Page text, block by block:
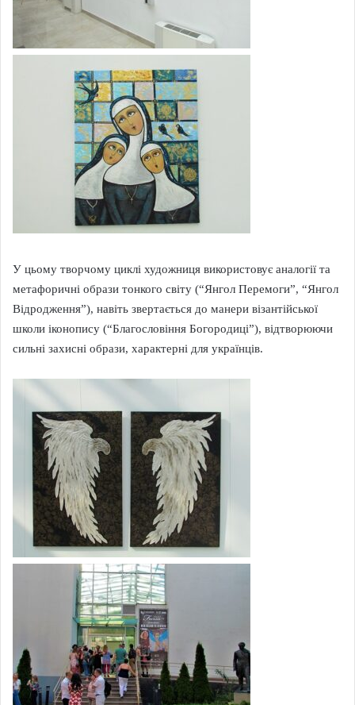
У цьому творчому циклі художниця використовує аналогії та
метафоричні образи тонкого світу (“Янгол Перемоги”, “Янгол
Відродження”), навіть звертається до манери візантійської
школи іконопису (“Благословіння Богородиці”), відтворюючи
сильні захисні образи, характерні для українців.